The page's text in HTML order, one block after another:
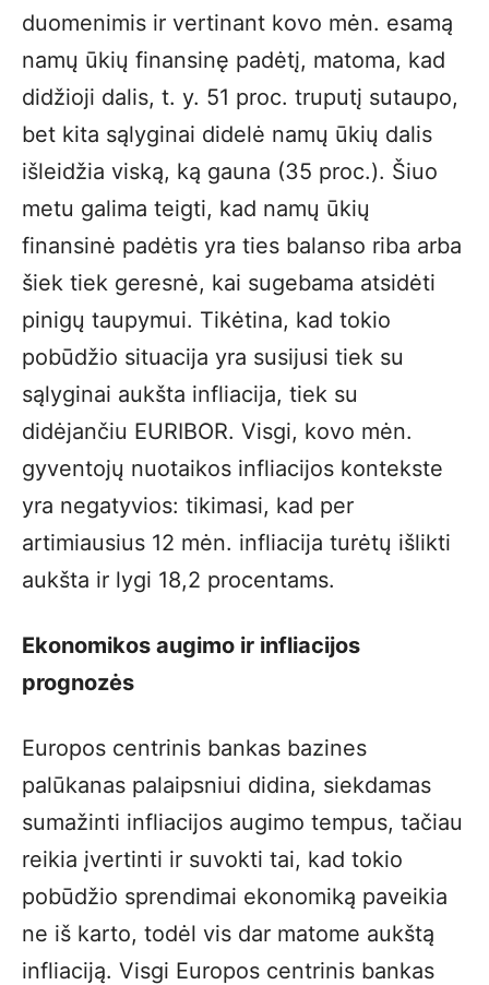
duomenimis ir vertinant kovo mėn. esamą
namų ūkių finansinę padėtį, matoma, kad
didžioji dalis, t. y. 51 proc. truputį sutaupo,
bet kita sąlyginai didelė namų ūkių dalis
išleidžia viską, ką gauna (35 proc.). Šiuo
metu galima teigti, kad namų ūkių
finansinė padėtis yra ties balanso riba arba
šiek tiek geresnė, kai sugebama atsidėti
pinigų taupymui. Tikėtina, kad tokio
pobūdžio situacija yra susijusi tiek su
sąlyginai aukšta infliacija, tiek su
didėjančiu EURIBOR. Visgi, kovo mėn.
gyventojų nuotaikos infliacijos kontekste
yra negatyvios: tikimasi, kad per
artimiausius 12 mėn. infliacija turėtų išlikti
aukšta ir lygi 18,2 procentams.
Ekonomikos augimo ir infliacijos
prognozės
Europos centrinis bankas bazines
palūkanas palaipsniui didina, siekdamas
sumažinti infliacijos augimo tempus, tačiau
reikia įvertinti ir suvokti tai, kad tokio
pobūdžio sprendimai ekonomiką paveikia
ne iš karto, todėl vis dar matome aukštą
infliaciją. Visgi Europos centrinis bankas